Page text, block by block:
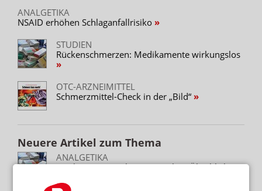
ANALGETIKA
NSAID erhöhen Schlaganfallrisiko
STUDIEN
Rückenschmerzen: Medikamente wirkungslos
OTC-ARZNEIMITTEL
Schmerzmittel-Check in der „Bild“
Neuere Artikel zum Thema
ANALGETIKA
Fresh-up: OTC-Schmerzmittel im Überblick